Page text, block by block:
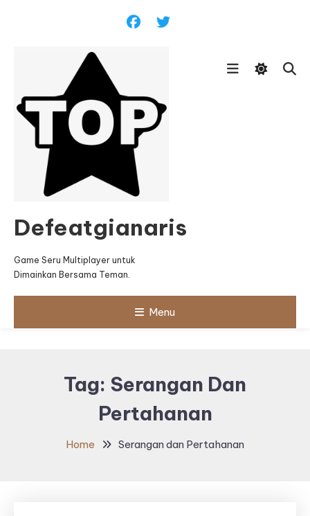
Defeatgianaris
Game Seru Multiplayer untuk
Dimainkan Bersama Teman.
Menu
Tag: Serangan Dan
Pertahanan
Home Serangan dan Pertahanan